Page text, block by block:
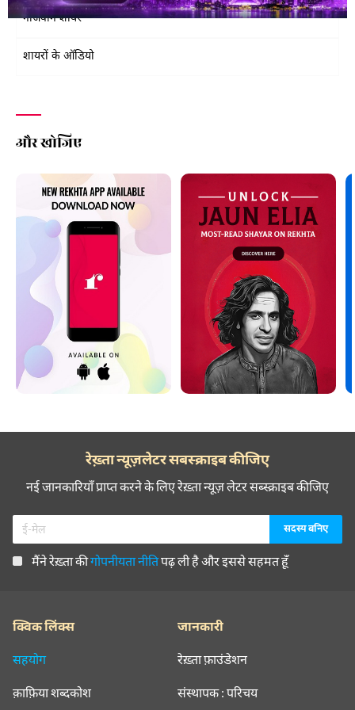
नौजवान शायर
शायरों के ऑडियो
और खोजिए
रेख़्ता न्यूज़लेटर सबस्क्राइब कीजिए
नई जानकारियाँ प्राप्त करने के लिए रेख़्ता न्यूज़ लेटर सब्स्क्राइब कीजिए
मैंने रेख़्ता कीगोपनीयता नीतिपढ़ ली है और इससे सहमत हूँ
क्विक लिंक्स
सहयोग
क़ाफ़िया शब्दकोश
जानकारी
रेख़्ता फ़ाउंडेशन
संस्थापक : परिचय